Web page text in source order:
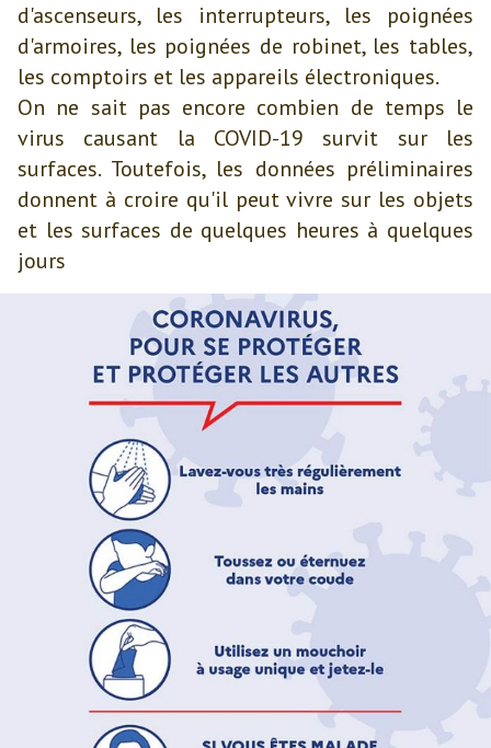
d'ascenseurs, les interrupteurs, les poignées
d'armoires, les poignées de robinet, les tables,
les comptoirs et les appareils électroniques.
On ne sait pas encore combien de temps le
virus causant la COVID-19 survit sur les
surfaces. Toutefois, les données préliminaires
donnent à croire qu'il peut vivre sur les objets
et les surfaces de quelques heures à quelques
jours